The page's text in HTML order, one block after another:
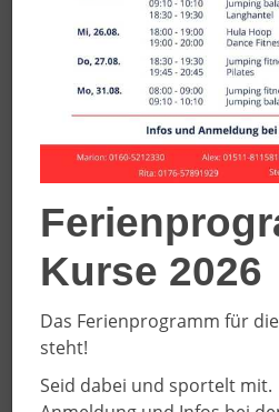
26.05.2026
Dornröschenschlaf
Mit gemeinsamer
Beachvolleyball-
Kurse 2026
Das Ferienprogramm für
steht!
Seid dabei und sportelt mit.